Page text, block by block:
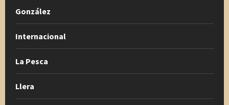
González
Internacional
La Pesca
Llera